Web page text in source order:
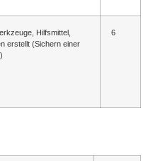
Hilfsmittel,
erstellt (Sichern einer
6